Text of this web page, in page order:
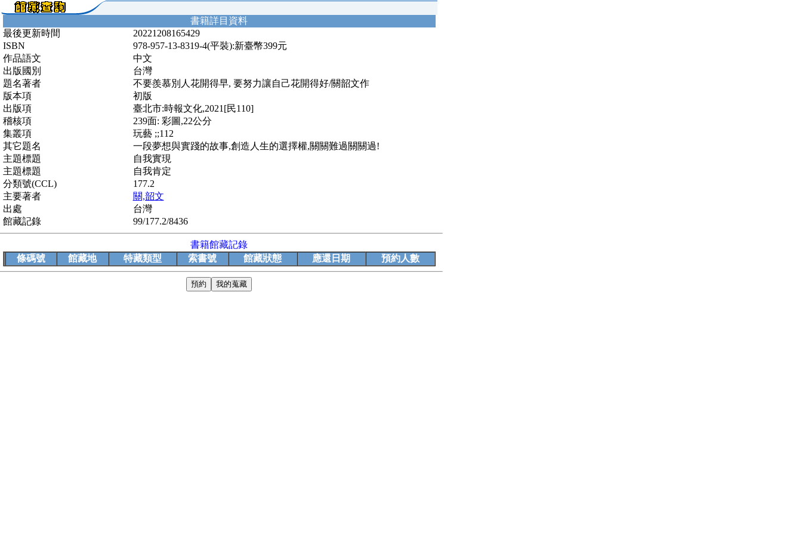
書籍詳目資料
最後更新時間
20221208165429
ISBN
978-957-13-8319-4(平裝):新臺幣399元
作品語文
中文
出版國別
台灣
題名著者
不要羨慕別人花開得早, 要努力讓自己花開得好/關韶文作
版本項
初版
出版項
臺北市:時報文化,2021[民110]
稽核項
239面: 彩圖,22公分
集叢項
玩藝 ;;112
其它題名
一段夢想與實踐的故事,創造人生的選擇權,關關難過關關過!
主題標題
自我實現
主題標題
自我肯定
分類號(CCL)
177.2
主要著者
關,韶文
出處
台灣
館藏記錄
99/177.2/8436
書籍館藏記錄
條碼號
館藏地 特藏類型 索書號 館藏狀態 應還日期 預約人數